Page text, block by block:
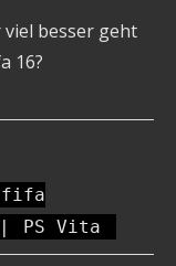
viel besser geht
16?
fifa
PS Vita